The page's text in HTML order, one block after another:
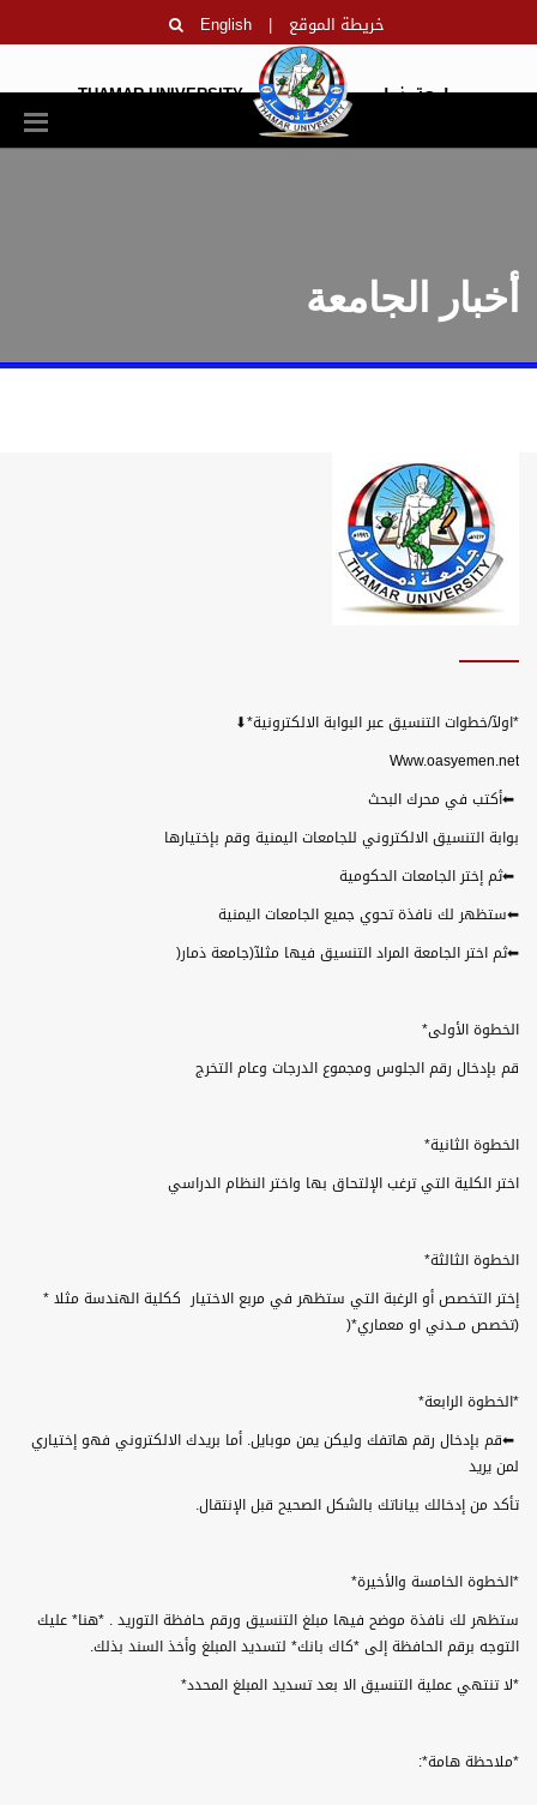
خريطة الموقع |
English
جامعة ذمار THAMAR UNIVERSITY
أخبار الجامعة
*اولآ/خطوات التنسيق عبر البوابة الالكترونية*
⬇
Www.oasyemen.net
⬅أكتب في محرك البحث
بوابة التنسيق الالكتروني للجامعات اليمنية وقم بإختيارها
⬅ثم إختر الجامعات الحكومية
⬅ستظهر لك نافذة تحوي جميع الجامعات اليمنية
⬅ثم اختر الجامعة المراد التنسيق فيها مثلآ(جامعة ذمار)
الخطوة الأولى*
قم بإدخال رقم الجلوس ومجموع الدرجات وعام التخرج
الخطوة الثانية*
اختر الكلية التي ترغب الإلتحاق بها واختر النظام الدراسي
الخطوة الثالثة*
إختر التخصص أو الرغبة التي ستظهر في مربع الاختيار ككلية الهندسة مثلا *
(تخصص مــدني او معماري)*
*الخطوة الرابعة*
⬅قم بإدخال رقم هاتفك وليكن يمن موبايل. أما بريدك الالكتروني فهو إختياري
لمن يريد
تأكد من إدخالك بياناتك بالشكل الصحيح قبل الإنتقال.
*الخطوة الخامسة والأخيرة*
ستظهر لك نافذة موضح فيها مبلغ التنسيق ورقم حافظة التوريد . *هنا* عليك
التوجه برقم الحافظة إلى *كاك بانك* لتسديد المبلغ وأخذ السند بذلك.
*لا تنتهي عملية التنسيق الا بعد تسديد المبلغ المحدد*
*ملاحظة هامة:*